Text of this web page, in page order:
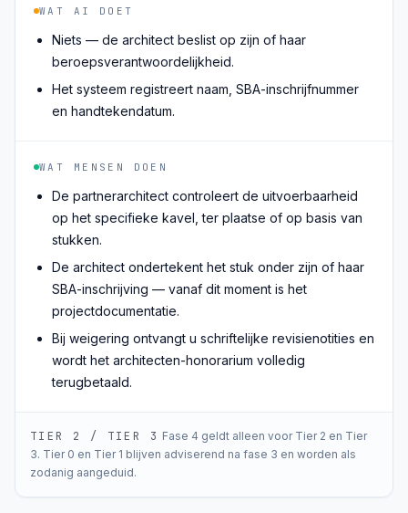
WAT AI DOET
Niets — de architect beslist op zijn of haar
beroepsverantwoordelijkheid.
Het systeem registreert naam, SBA-inschrijfnummer
en handtekendatum.
WAT MENSEN DOEN
De partnerarchitect controleert de uitvoerbaarheid
op het specifieke kavel, ter plaatse of op basis van
stukken.
De architect ondertekent het stuk onder zijn of haar
SBA-inschrijving — vanaf dit moment is het
projectdocumentatie.
Bij weigering ontvangt u schriftelijke revisienotities en
wordt het architecten-honorarium volledig
terugbetaald.
TIER 2 / TIER 3 Fase 4 geldt alleen voor Tier 2 en Tier
3. Tier 0 en Tier 1 blijven adviserend na fase 3 en worden als
zodanig aangeduid.